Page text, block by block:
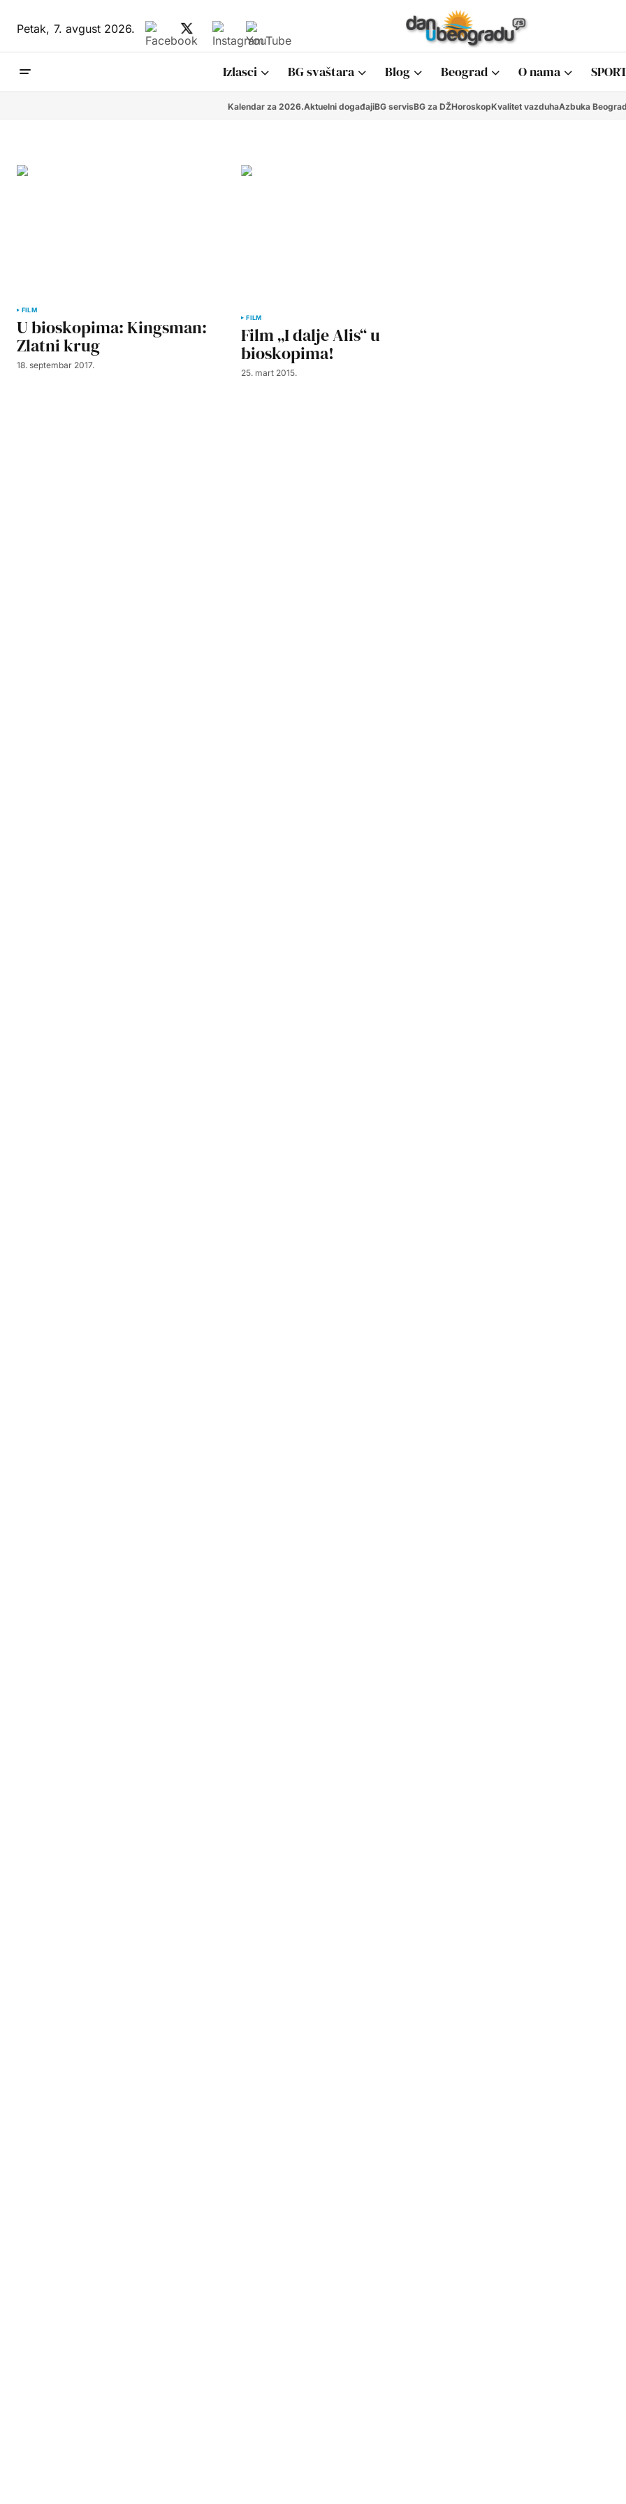
Petak,7. avgust 2026.
Izlasci BG svaštara Blog Beograd O nama
Kalendar za 2026.Aktuelni događajiBG servisBG za DŽHoroskopKvalitet vazduhaAzbuka
FILM
U bioskopima: Kingsman:
Zlatni krug
18. septembar 2017.
FILM
Film „I dalje Alis“ u
bioskopima!
25. mart 2015.